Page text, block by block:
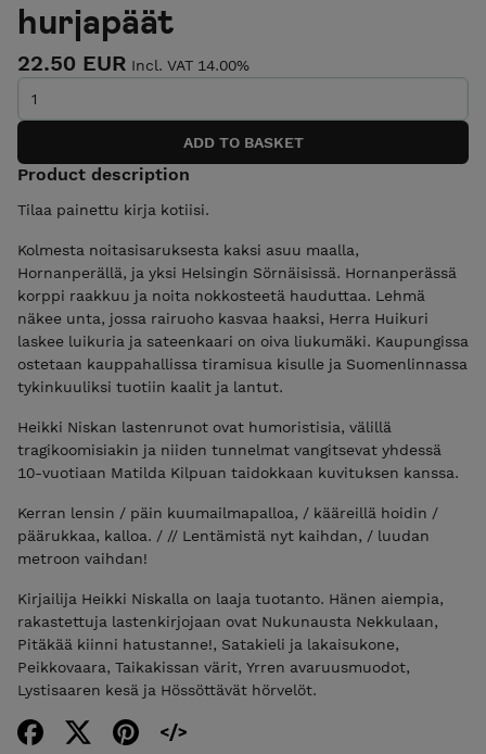
hurjapäät
22.50 EUR Incl. VAT 14.00%
Product description
Tilaa painettu kirja kotiisi.
Kolmesta noitasisaruksesta kaksi asuu maalla,
Hornanperällä, ja yksi Helsingin Sörnäisissä. Hornanperässä
korppi raakkuu ja noita nokkosteetä hauduttaa. Lehmä
näkee unta, jossa rairuoho kasvaa haaksi, Herra Huikuri
laskee luikuria ja sateenkaari on oiva liukumäki. Kaupungissa
ostetaan kauppahallissa tiramisua kisulle ja Suomenlinnassa
tykinkuuliksi tuotiin kaalit ja lantut.
Heikki Niskan lastenrunot ovat humoristisia, välillä
tragikoomisiakin ja niiden tunnelmat vangitsevat yhdessä
10-vuotiaan Matilda Kilpuan taidokkaan kuvituksen kanssa.
Kerran lensin / päin kuumailmapalloa, / kääreillä hoidin /
päärukkaa, kalloa. / // Lentämistä nyt kaihdan, / luudan
metroon vaihdan!
Kirjailija Heikki Niskalla on laaja tuotanto. Hänen aiempia,
rakastettuja lastenkirjojaan ovat Nukunausta Nekkulaan,
Pitäkää kiinni hatustanne!, Satakieli ja lakaisukone,
Peikkovaara, Taikakissan värit, Yrren avaruusmuodot,
Lystisaaren kesä ja Hössöttävät hörvelöt.